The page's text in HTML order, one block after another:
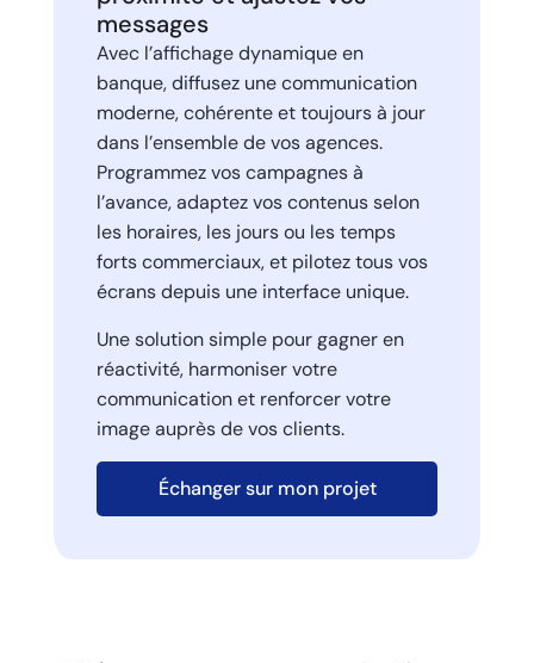
messages
Avec l’affichage dynamique en
banque, diffusez une communication
moderne, cohérente et toujours à jour
dans l’ensemble de vos agences.
Programmez vos campagnes à
l’avance, adaptez vos contenus selon
les horaires, les jours ou les temps
forts commerciaux, et pilotez tous vos
écrans depuis une interface unique.
Une solution simple pour gagner en
réactivité, harmoniser votre
communication et renforcer votre
image auprès de vos clients.
Échanger sur mon projet